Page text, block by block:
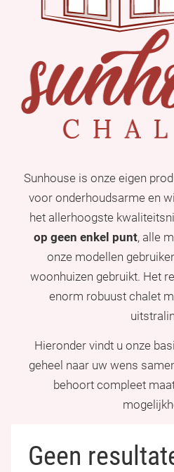
Sunhouse is onze eigen
voor onderhoudsarme en
het allerhoogste
op geen enkel punt, alle
onze modellen
woonhuizen gebruikt. Het
enorm robuust chalet
Hieronder vindt u onze
geheel naar uw wens
behoort compleet
Geen